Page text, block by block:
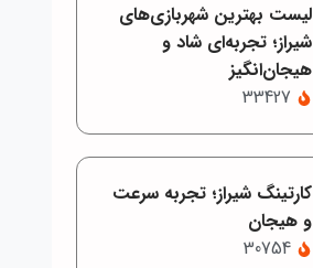
لیست بهترین شهربازی‌های
شیراز؛ تجربه‌ای شاد و
هیجان‌انگیز
33427
کارتینگ شیراز؛ تجربه سرعت
و هیجان
30754